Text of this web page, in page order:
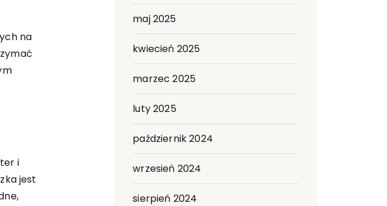
na
i
jest
maj 2025
kwiecień 2025
marzec 2025
luty 2025
październik 2024
wrzesień 2024
sierpień 2024